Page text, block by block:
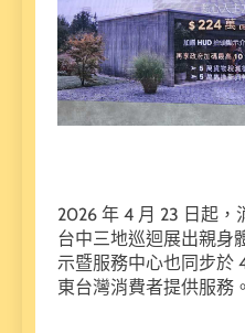
2026 年 4 月 23 日起，
台中三地巡迴展出親身
示暨服務中心也同步於
東台灣消費者提供服務。